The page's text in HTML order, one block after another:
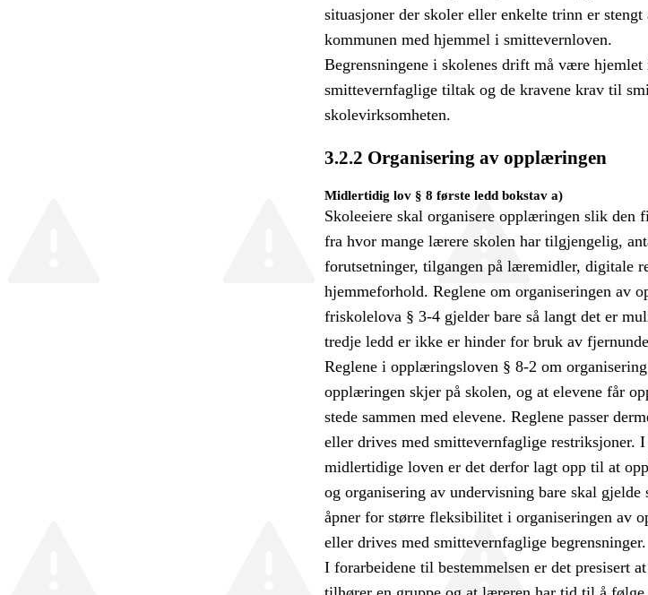
situasjoner der skoler eller enkelte trinn er
kommunen med hjemmel i smittevernloven.
Begrensningene i skolenes drift må være
smittevernfaglige tiltak og de kravene krav til
skolevirksomheten.
3.2.2 Organisering av opplæringen
Midlertidig lov § 8 første ledd bokstav a)
Skoleeiere skal organisere opplæringen slik den
fra hvor mange lærere skolen har tilgjengelig,
forutsetninger, tilgangen på læremidler, digitale
hjemmeforhold. Reglene om organiseringen av
friskolelova § 3-4 gjelder bare så langt det er
tredje ledd er ikke er hinder for bruk av
Reglene i opplæringsloven § 8-2 om
opplæringen skjer på skolen, og at elevene får
stede sammen med elevene. Reglene passer
eller drives med smittevernfaglige restriksjoner.
midlertidige loven er det derfor lagt opp til at
og organisering av undervisning bare skal
åpner for større fleksibilitet i organiseringen av
eller drives med smittevernfaglige begrensninger.
I forarbeidene til bestemmelsen er det presisert